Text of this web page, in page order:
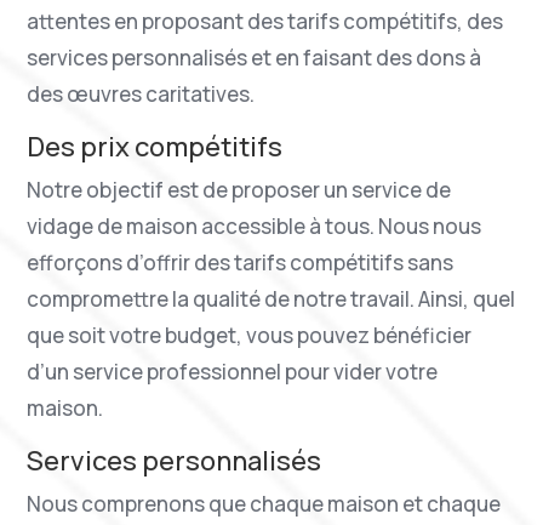
attentes en proposant des tarifs compétitifs, des
services personnalisés et en faisant des dons à
des œuvres caritatives.
Des prix compétitifs
Notre objectif est de proposer un service de
vidage de maison accessible à tous. Nous nous
efforçons d’offrir des tarifs compétitifs sans
compromettre la qualité de notre travail. Ainsi, quel
que soit votre budget, vous pouvez bénéficier
d’un service professionnel pour vider votre
maison.
Services personnalisés
Nous comprenons que chaque maison et chaque